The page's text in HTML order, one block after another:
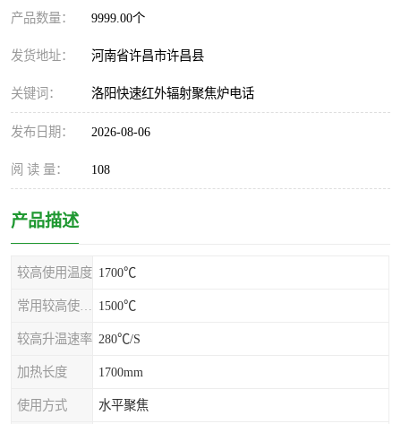
产品数量： 9999.00个
发货地址： 河南省许昌市许昌县
关键词： 洛阳快速红外辐射聚焦炉电话
发布日期： 2026-08-06
阅 读 量： 108
产品描述
较高使用温度 1700℃
1500℃
较高升温速率 280℃/S
加热长度 1700mm
使用方式 水平聚焦